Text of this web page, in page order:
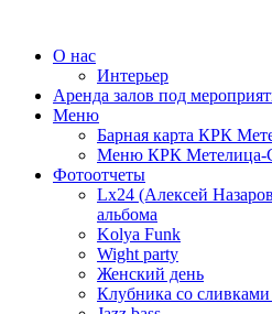
О нас
Интерьер
Аренда залов под
Меню
Барная карта КРК
Меню КРК Метелица-
Фотоотчеты
Lx24 (Алексей
альбома
Kolya Funk
Wight party
Женский день
Клубника со сливками